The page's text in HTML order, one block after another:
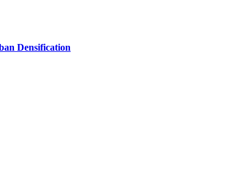
Densification